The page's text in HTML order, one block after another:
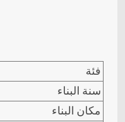
فئة
سنة البناء
مكان البناء